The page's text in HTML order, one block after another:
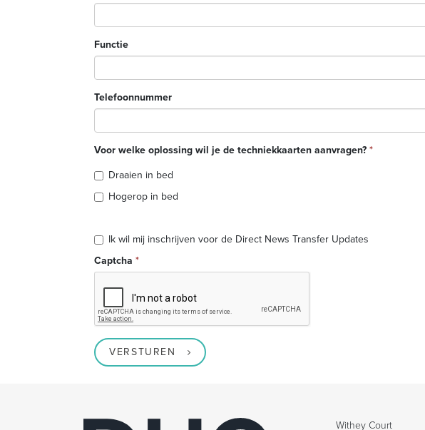
Functie
Telefoonnummer
Voor welke oplossing wil je de techniekkaarten aanvragen? *
Draaien in bed
Hogerop in bed
Ik wil mij inschrijven voor de Direct News Transfer Updates
Captcha *
VERSTUREN
Withey Court